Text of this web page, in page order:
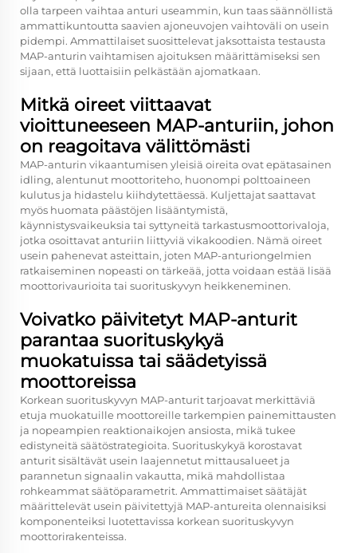
olla tarpeen vaihtaa anturi useammin, kun taas säännöllistä
ammattikuntoutta saavien ajoneuvojen vaihtoväli on usein
pidempi. Ammattilaiset suosittelevat jaksottaista testausta
MAP-anturin vaihtamisen ajoituksen määrittämiseksi sen
sijaan, että luottaisiin pelkästään ajomatkaan.
Mitkä oireet viittaavat
vioittuneeseen MAP-anturiin, johon
on reagoitava välittömästi
MAP-anturin vikaantumisen yleisiä oireita ovat epätasainen
idling, alentunut moottoriteho, huonompi polttoaineen
kulutus ja hidastelu kiihdytettäessä. Kuljettajat saattavat
myös huomata päästöjen lisääntymistä,
käynnistysvaikeuksia tai syttyneitä tarkastusmoottorivaloja,
jotka osoittavat anturiin liittyviä vikakoodien. Nämä oireet
usein pahenevat asteittain, joten MAP-anturiongelmien
ratkaiseminen nopeasti on tärkeää, jotta voidaan estää lisää
moottorivaurioita tai suorituskyvyn heikkeneminen.
Voivatko päivitetyt MAP-anturit
parantaa suorituskykyä
muokatuissa tai säädetyissä
moottoreissa
Korkean suorituskyvyn MAP-anturit tarjoavat merkittäviä
etuja muokatuille moottoreille tarkempien painemittausten
ja nopeampien reaktionaikojen ansiosta, mikä tukee
edistyneitä säätöstrategioita. Suorituskykyä korostavat
anturit sisältävät usein laajennetut mittausalueet ja
parannetun signaalin vakautta, mikä mahdollistaa
rohkeammat säätöparametrit. Ammattimaiset säätäjät
määrittelevät usein päivitettyjä MAP-antureita olennaisiksi
komponenteiksi luotettavissa korkean suorituskyvyn
moottorirakenteissa.